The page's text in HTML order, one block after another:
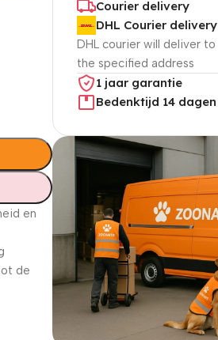
en
de
Courier delivery
DHL Courier delivery
DHL courier will deliver to
the specified address
1 jaar garantie
Bedenktijd 14 dagen